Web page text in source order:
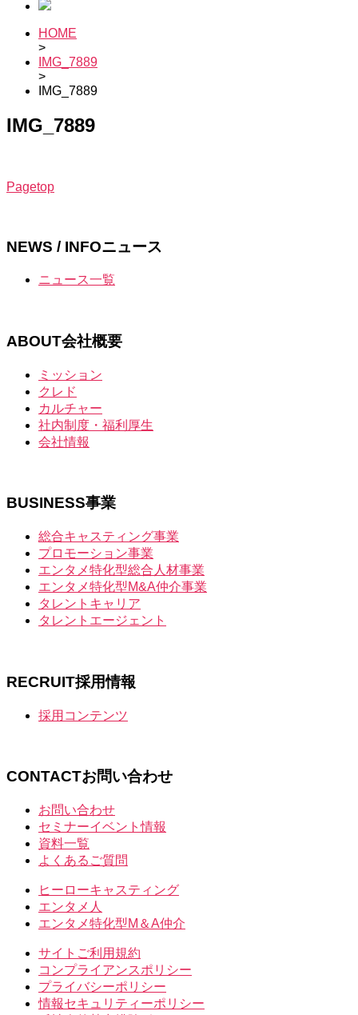
HOME
>
IMG_7889
>
IMG_7889
IMG_7889
Pagetop
NEWS / INFOニュース
ニュース一覧
ABOUT会社概要
ミッション
クレド
カルチャー
社内制度・福利厚生
会社情報
BUSINESS事業
総合キャスティング事業
プロモーション事業
エンタメ特化型総合人材事業
エンタメ特化型M&A仲介事業
タレントキャリア
タレントエージェント
RECRUIT採用情報
採用コンテンツ
CONTACTお問い合わせ
お問い合わせ
セミナーイベント情報
資料一覧
よくあるご質問
ヒーローキャスティング
エンタメ人
エンタメ特化型M＆A仲介
サイトご利用規約
コンプライアンスポリシー
プライバシーポリシー
情報セキュリティーポリシー